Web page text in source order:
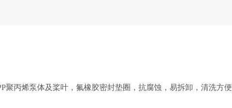
聚丙烯泵体及桨叶，氟橡胶密封垫圈，抗腐蚀，易拆卸，清洗方便